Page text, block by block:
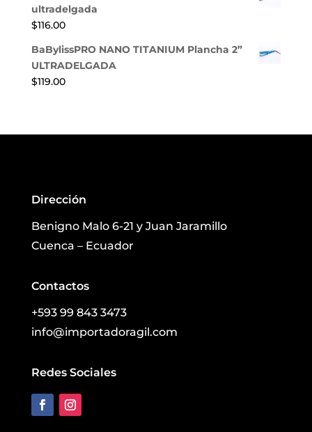
ultradelgada
$116.00
BaBylissPRO NANO TITANIUM Plancha 2”
ULTRADELGADA
$119.00
Dirección
Benigno Malo 6-21 y Juan Jaramillo
Cuenca – Ecuador
Contactos
+593 99 843 3473
info@importadoragil.com
Redes Sociales